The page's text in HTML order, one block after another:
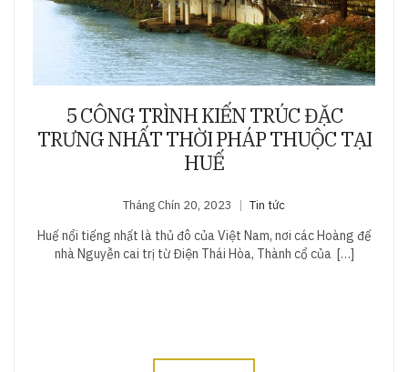
5 CÔNG TRÌNH KIẾN TRÚC ĐẶC
TRƯNG NHẤT THỜI PHÁP THUỘC TẠI
HUẾ
Tháng Chín 20, 2023 Tin tức
Huế nổi tiếng nhất là thủ đô của Việt Nam, nơi các Hoàng đế
nhà Nguyễn cai trị từ Điện Thái Hòa, Thành cổ của […]